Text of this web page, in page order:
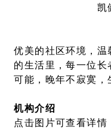
凯
优美的社区环境，温
的生活里，每一位长
可能，晚年不寂寞，
机构介绍
点击图片可查看详情